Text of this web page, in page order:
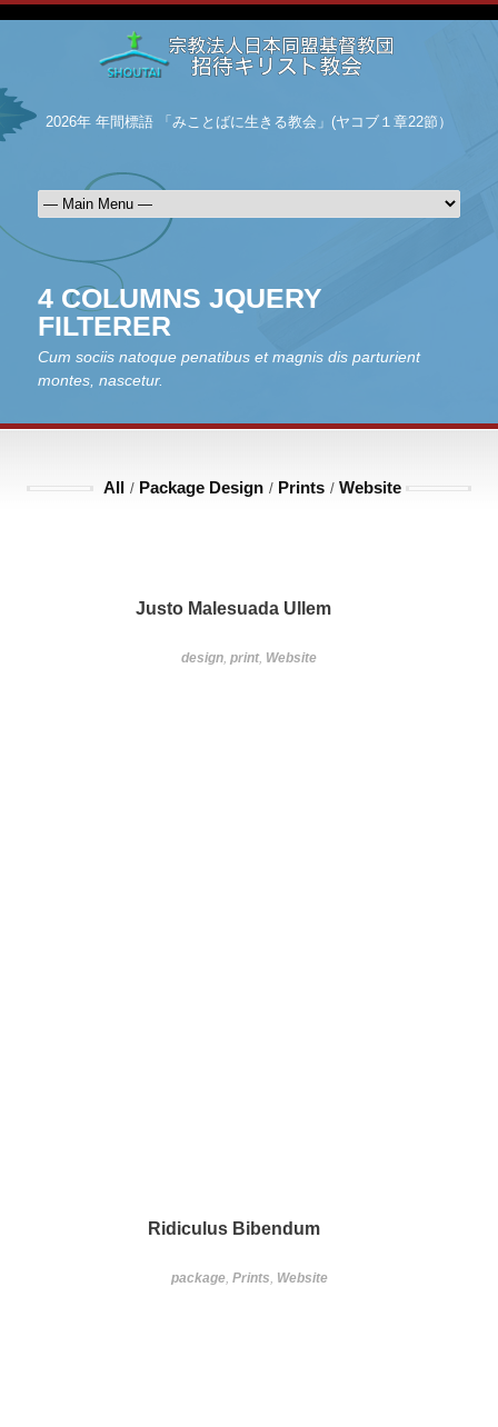
2026年 年間標語 「みことばに生きる教会」(ヤコブ１章22節）
4 COLUMNS JQUERY
FILTERER
Cum sociis natoque penatibus et magnis dis parturient
montes, nascetur.
All / Package Design / Prints / Website
Justo Malesuada Ullem
design, print, Website
Ridiculus Bibendum
package, Prints, Website